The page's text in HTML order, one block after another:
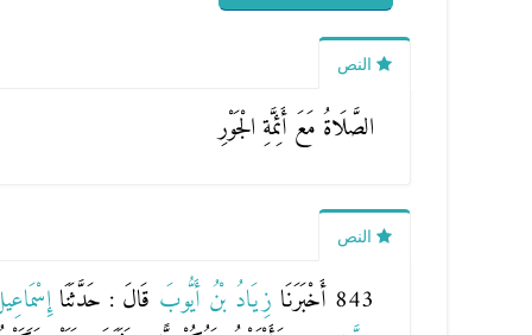
النص
الصَّلَاةُ مَعَ أَئِمَّةِ الْجَوْرِ
النص
843 أَخْبَرَنَا زِيَادُ بْنُ أَيُّوبَ قَالَ : حَدَّثَنَا